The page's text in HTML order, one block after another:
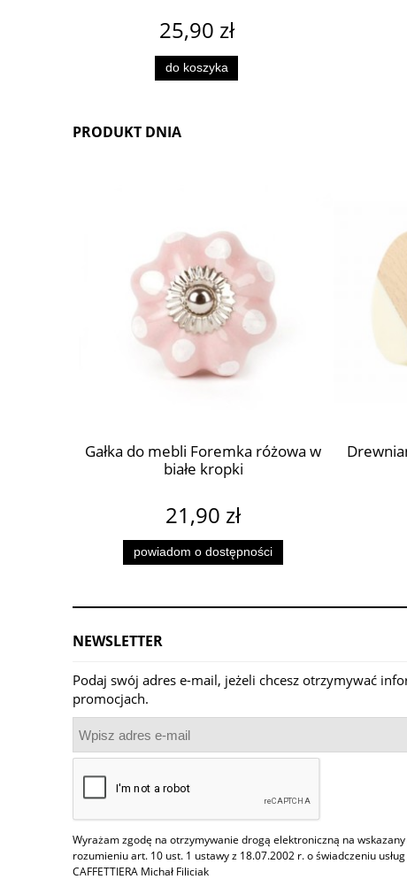
25,90 zł
do koszyka
PRODUKT DNIA
Gałka do mebli Foremka różowa w
białe kropki
21,90 zł
powiadom o dostępności
NEWSLETTER
Podaj swój adres e-mail, jeżeli chcesz otrzymywać
promocjach.
Wyrażam zgodę na otrzymywanie drogą elektroniczną na
rozumieniu art. 10 ust. 1 ustawy z 18.07.2002 r. o świadczeniu
CAFFETTIERA Michał Filiciak